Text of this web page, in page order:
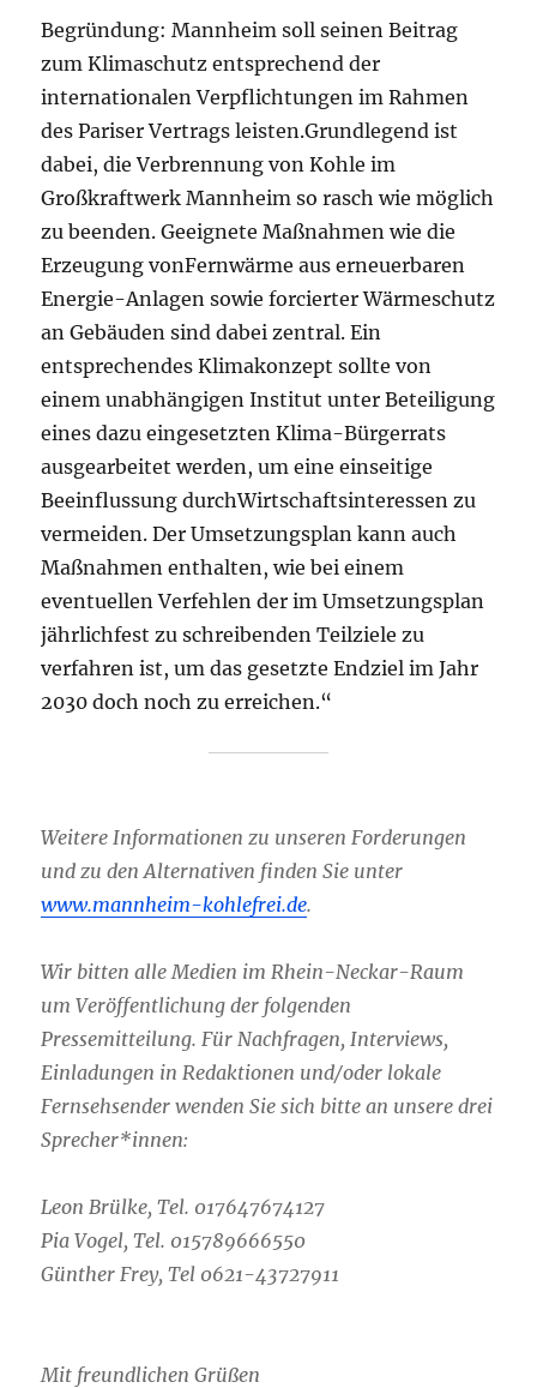
Begründung: Mannheim soll seinen Beitrag
zum Klimaschutz entsprechend der
internationalen Verpflichtungen im Rahmen
des Pariser Vertrags leisten.Grundlegend ist
dabei, die Verbrennung von Kohle im
Großkraftwerk Mannheim so rasch wie möglich
zu beenden. Geeignete Maßnahmen wie die
Erzeugung vonFernwärme aus erneuerbaren
Energie-Anlagen sowie forcierter Wärmeschutz
an Gebäuden sind dabei zentral. Ein
entsprechendes Klimakonzept sollte von
einem unabhängigen Institut unter Beteiligung
eines dazu eingesetzten Klima-Bürgerrats
ausgearbeitet werden, um eine einseitige
Beeinflussung durchWirtschaftsinteressen zu
vermeiden. Der Umsetzungsplan kann auch
Maßnahmen enthalten, wie bei einem
eventuellen Verfehlen der im Umsetzungsplan
jährlichfest zu schreibenden Teilziele zu
verfahren ist, um das gesetzte Endziel im Jahr
2030 doch noch zu erreichen.“
Weitere Informationen zu unseren Forderungen
und zu den Alternativen finden Sie unter
www.mannheim-kohlefrei.de.
Wir bitten alle Medien im Rhein-Neckar-Raum
um Veröffentlichung der folgenden
Pressemitteilung. Für Nachfragen, Interviews,
Einladungen in Redaktionen und/oder lokale
Fernsehsender wenden Sie sich bitte an unsere drei
Sprecher*innen:
Leon Brülke, Tel. 017647674127
Pia Vogel, Tel. 015789666550
Günther Frey, Tel 0621-43727911
Mit freundlichen Grüßen